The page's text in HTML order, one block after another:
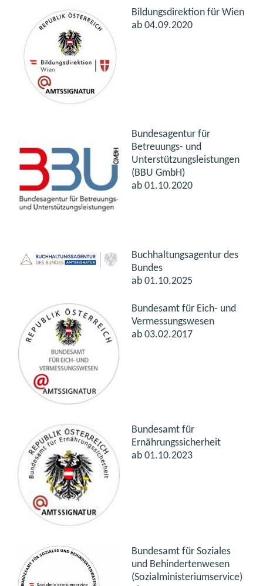
Bildungsdirektion für Wien
ab 04.09.2020
Bundesagentur für
Betreuungs- und
Unterstützungsleistungen
(BBU GmbH)
ab 01.10.2020
Buchhaltungsagentur des
Bundes
ab 01.10.2025
Bundesamt für Eich- und
Vermessungswesen
ab 03.02.2017
Bundesamt für
Ernährungssicherheit
ab 01.10.2023
Bundesamt für Soziales
und Behindertenwesen
(Sozialministeriumservice)